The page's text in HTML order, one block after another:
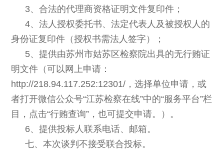
3、合法的代理商资格证明文件复印件；
4、法人授权委托书、法定代表人及被授权人的
身份证复印件（授权书需法人签字）；
5、提供由苏州市姑苏区检察院出具的无行贿证
明文件（可以网上申请：
http://218.94.117.252:12301/，选择单位申请，或
者打开微信公众号“江苏检察在线”中的“服务平台”栏
目，点击“行贿查询”，也可提交申请。
） 。
6、提供投标人联系电话、邮箱。
七、本次谈判不接受联合投标。